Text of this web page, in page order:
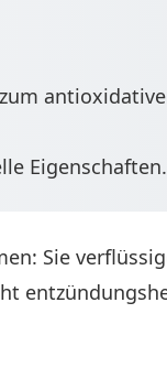
Eigenschaften.
Sie